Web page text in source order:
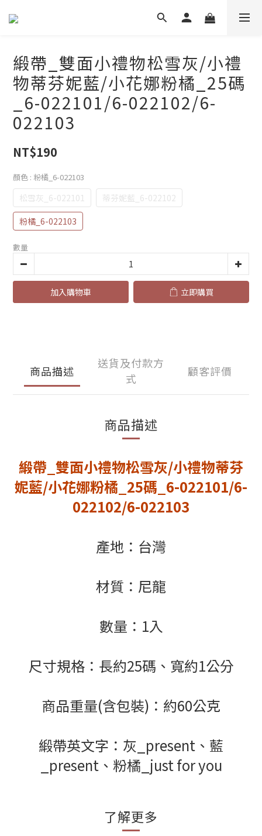
緞帶_雙面小禮物松雪灰/小禮
物蒂芬妮藍/小花娜粉橘_25碼
_6-022101/6-022102/6-
022103
NT$190
顏色 : 粉橘_6-022103
松雪灰_6-022101
蒂芬妮藍_6-022102
粉橘_6-022103
數量
加入購物車 立即購買
商品描述
送貨及付款方
式
顧客評價
商品描述
緞帶_雙面小禮物松雪灰/小禮物蒂芬
妮藍/小花娜粉橘_25碼_6-022101/6-
022102/6-022103
產地：台灣
材質：尼龍
數量：1入
尺寸規格：長約25碼、寬約1公分
商品重量(含包裝)：約60公克
緞帶英文字：灰_present、藍
_present、粉橘_just for you
了解更多